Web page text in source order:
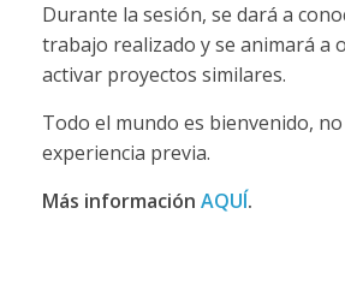
Durante la sesión, se dará a
trabajo realizado y se animará a
activar proyectos similares.
Todo el mundo es bienvenido,
experiencia previa.
Más información AQUÍ.